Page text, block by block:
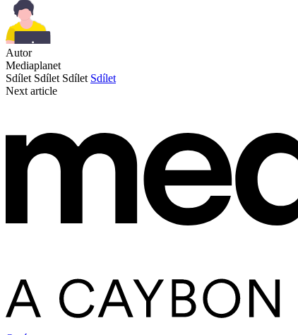
Autor
Mediaplanet
Sdílet Sdílet Sdílet Sdílet
Next article